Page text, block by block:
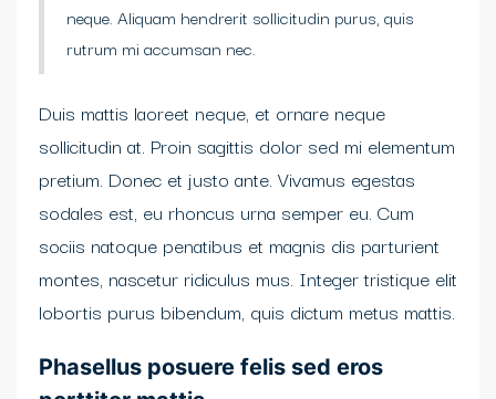
neque. Aliquam hendrerit sollicitudin purus, quis
rutrum mi accumsan nec.
Duis mattis laoreet neque, et ornare neque
sollicitudin at. Proin sagittis dolor sed mi elementum
pretium. Donec et justo ante. Vivamus egestas
sodales est, eu rhoncus urna semper eu. Cum
sociis natoque penatibus et magnis dis parturient
montes, nascetur ridiculus mus. Integer tristique elit
lobortis purus bibendum, quis dictum metus mattis.
Phasellus posuere felis sed eros